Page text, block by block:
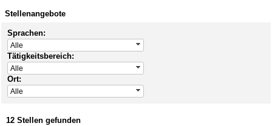
Stellenangebote
Sprachen:
Alle
Tätigkeitsbereich:
Alle
Ort:
Alle
12 Stellen gefunden